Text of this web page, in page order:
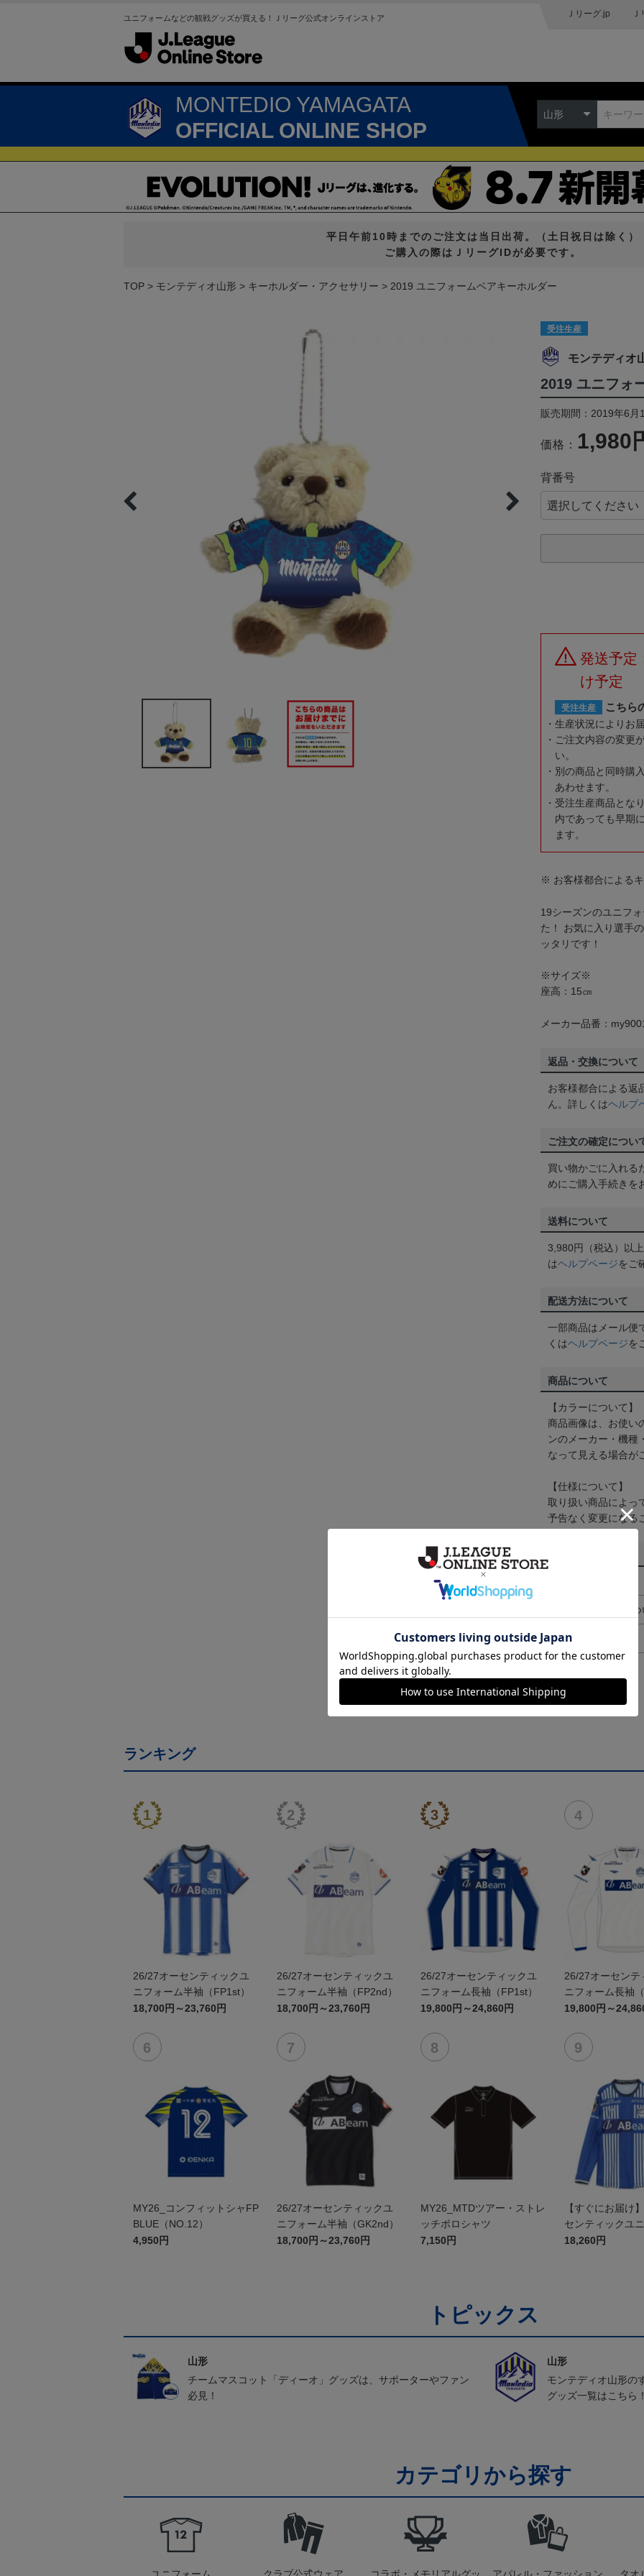
ユニフォームなどの観戦グッズが買える！Ｊリーグ公式オンラインストア Ｊリーグ.jp
MONTEDIO YAMAGATA
OFFICIAL ONLINE SHOP
山形
平日午前10時までのご注文は当日出荷。（土日祝日は除く）
ご購入の際はＪリーグIDが必要です。
TOP モンテディオ山形 キーホルダー・アクセサリー 2019 ユニフォームベアキーホルダー
受注生産
モンテディオ
2019 ユニフォ
販売期間：2019年6
価格： 1,980
背番号
発送予定
け予定
受注生産 こちら
生産状況によりお
ご注文内容の変更
い。
別の商品と同時購
あわせます。
受注生産商品とな
内であっても早期
ます。
※ お客様都合による
19シーズンのユニフ
た！ お気に入り選手
ッタリです！
※サイズ※
座高：15㎝
メーカー品番：
返品・交換について
お客様都合による返
ん。詳しくはヘルプ
ご注文の確定につい
買い物かごに入れる
めにご購入手続きを
送料について
3,980円（税込）以
はヘルプページをご
配送方法について
一部商品はメール便
くはヘルプページを
商品について
【カラーについて】
商品画像は、お使い
ンのメーカー・機種
なって見える場合が
【仕様について】
取り扱い商品によっ
予告なく変更になる
ギフト対応に
ヘルプページ
ランキング
26/27オーセンティックユ
ニフォーム半袖（FP1st）
18,700円～23,760円
26/27オーセンティックユ
ニフォーム半袖（FP2nd）
18,700円～23,760円
26/27オーセンティックユ
ニフォーム長袖（FP1st）
19,800円～24,860円
26/27オーセンテ
ニフォーム長袖
19,800円～
MY26_コンフィットシャFP
BLUE（NO.12）
4,950円
26/27オーセンティックユ
ニフォーム半袖（GK2nd）
18,700円～23,760円
MY26_MTDツアー・ストレ
ッチポロシャツ
7,150円
【すぐにお届け
センティックユ
FP1st（長袖）
18,260円
トピックス
山形
チームマスコット「ディーオ」グッズは、サポーターやファン
必見！
山形
モンテディオ山形の
グッズ一覧はこちら
カテゴリから探す